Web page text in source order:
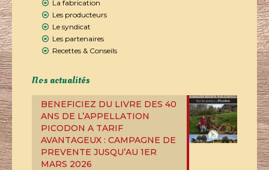
La fabrication
Les producteurs
Le syndicat
Les partenaires
Recettes & Conseils
Nos actualités
BENEFICIEZ DU LIVRE DES 40
ANS DE L’APPELLATION
PICODON A TARIF
AVANTAGEUX : CAMPAGNE DE
PREVENTE JUSQU’AU 1ER
MARS 2026